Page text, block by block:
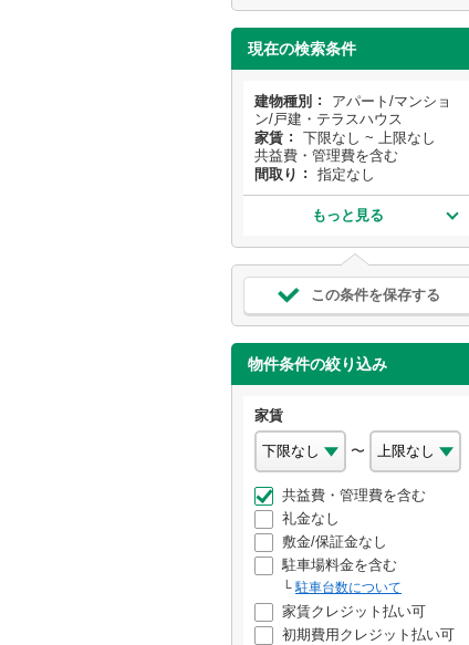
現在の検索条件
建物種別
アパート/マンショ
ン/戸建・テラスハウス
家賃
下限なし ~ 上限なし
共益費・管理費を含む
間取り
指定なし
もっと見る
この条件を保存する
物件条件の絞り込み
家賃
〜
共益費・管理費を含む
礼金なし
敷金/保証金なし
駐車場料金を含む
駐車台数について
家賃クレジット払い可
初期費用クレジット払い可